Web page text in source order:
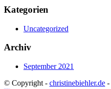
Kategorien
Uncategorized
Archiv
September 2021
© Copyright - christinebiehler.de -